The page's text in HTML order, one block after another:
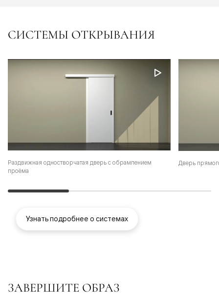
СИСТЕМЫ ОТКРЫВАНИЯ
Раздвижная одностворчатая дверь с обрамлением
проёма
Дверь
Узнать подробнее о системах
ЗАВЕРШИТЕ ОБРАЗ